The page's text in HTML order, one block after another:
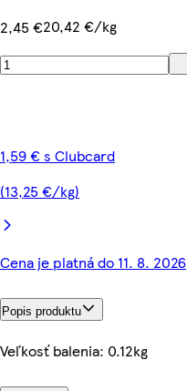
2,45 €20,42 €/kg
1,59 € s Clubcard
(13,25 €/kg)
Cena je platná do 11. 8. 2026
Popis produktu
Veľkosť balenia: 0.12kg